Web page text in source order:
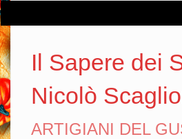
Il Sapere dei
Nicolò
ARTIGIANI DEL